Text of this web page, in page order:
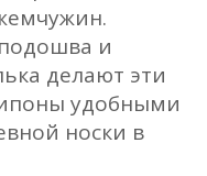
и
делают эти
удобными
носки в